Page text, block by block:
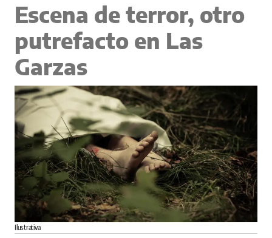
Escena de terror, otro
putrefacto en Las
Garzas
Ilustrativa